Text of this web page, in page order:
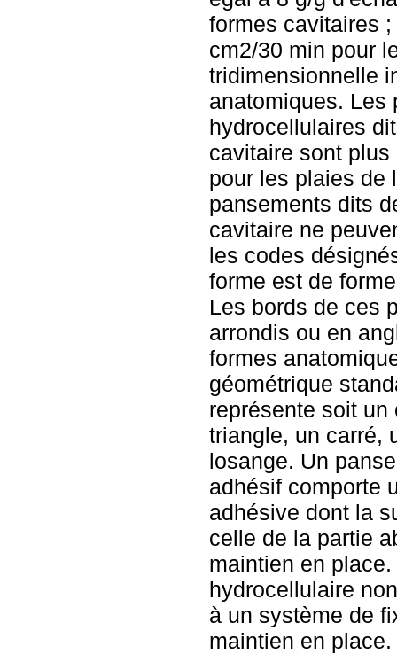
formes cavitaires
cm2/30 min pour
tridimensionnelle
anatomiques. Les
hydrocellulaires
cavitaire sont
pour les plaies de
pansements dits
cavitaire ne
les codes
forme est de
Les bords de ces
arrondis ou en
formes
géométrique
représente soit
triangle, un carré,
losange. Un
adhésif comporte
adhésive dont la
celle de la partie
maintien en
hydrocellulaire
à un système de
maintien en place.